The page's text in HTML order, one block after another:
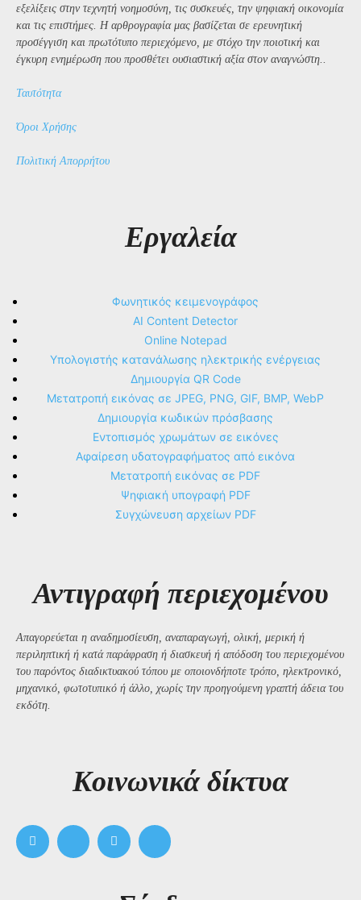
εξελίξεις στην τεχνητή νοημοσύνη, τις συσκευές, την ψηφιακή οικονομία
και τις επιστήμες. Η αρθρογραφία μας βασίζεται σε ερευνητική
προσέγγιση και πρωτότυπο περιεχόμενο, με στόχο την ποιοτική και
έγκυρη ενημέρωση που προσθέτει ουσιαστική αξία στον αναγνώστη..
Ταυτότητα
Όροι Χρήσης
Πολιτική Απορρήτου
Εργαλεία
Φωνητικός κειμενογράφος
AI Content Detector
Online Notepad
Υπολογιστής κατανάλωσης ηλεκτρικής ενέργειας
Δημιουργία QR Code
Μετατροπή εικόνας σε JPEG, PNG, GIF, BMP, WebP
Δημιουργία κωδικών πρόσβασης
Εντοπισμός χρωμάτων σε εικόνες
Αφαίρεση υδατογραφήματος από εικόνα
Μετατροπή εικόνας σε PDF
Ψηφιακή υπογραφή PDF
Συγχώνευση αρχείων PDF
Αντιγραφή περιεχομένου
Απαγορεύεται η αναδημοσίευση, αναπαραγωγή, ολική, μερική ή
περιληπτική ή κατά παράφραση ή διασκευή ή απόδοση του περιεχομένου
του παρόντος διαδικτυακού τόπου με οποιονδήποτε τρόπο, ηλεκτρονικό,
μηχανικό, φωτοτυπικό ή άλλο, χωρίς την προηγούμενη γραπτή άδεια του
εκδότη.
Kοινωνικά δίκτυα